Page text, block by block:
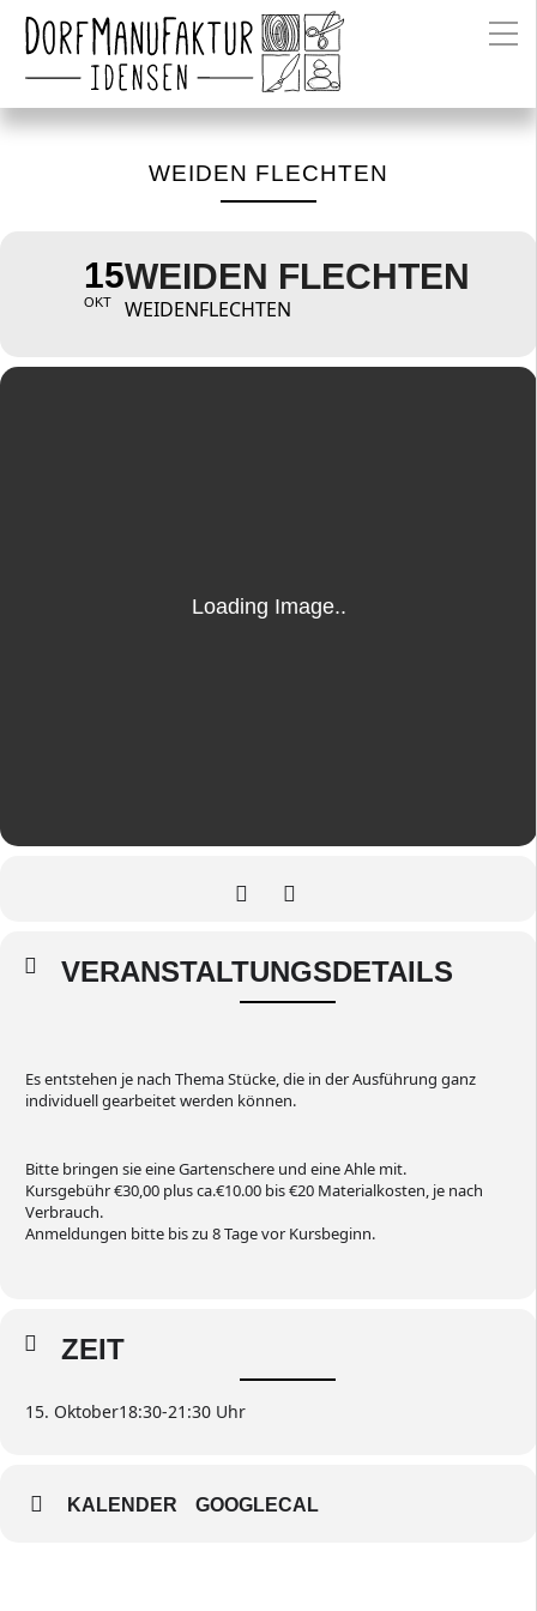
WEIDEN FLECHTEN
15
OKT
WEIDEN FLECHTEN
WEIDENFLECHTEN
VERANSTALTUNGSDETAILS
Es entstehen je nach Thema Stücke, die in der Ausführung ganz
individuell gearbeitet werden können.
Bitte bringen sie eine Gartenschere und eine Ahle mit.
Kursgebühr €30,00 plus ca.€10.00 bis €20 Materialkosten, je nach
Verbrauch.
Anmeldungen bitte bis zu 8 Tage vor Kursbeginn.
ZEIT
15. Oktober18:30-21:30
KALENDER GOOGLECAL